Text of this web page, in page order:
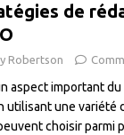
de
Robertson
aspect important
utilisant une variété
choisir parmi